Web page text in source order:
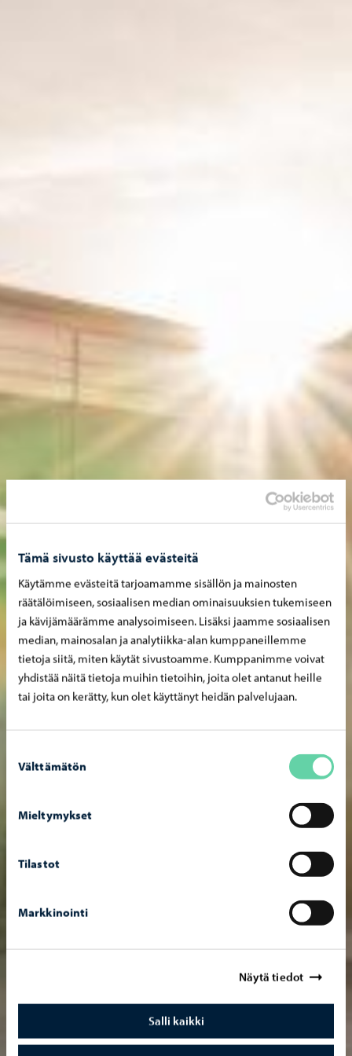
Tämä sivusto käyttää evästeitä
Käytämme evästeitä tarjoamamme sisällön ja mainosten
räätälöimiseen, sosiaalisen median ominaisuuksien tukemiseen
ja kävijämäärämme analysoimiseen. Lisäksi jaamme sosiaalisen
median, mainosalan ja analytiikka-alan kumppaneillemme
tietoja siitä, miten käytät sivustoamme. Kumppanimme voivat
yhdistää näitä tietoja muihin tietoihin, joita olet antanut heille
tai joita on kerätty, kun olet käyttänyt heidän palvelujaan.
valinta
Välttämätön
Mieltymykset
Tilastot
Markkinointi
Näytä tiedot
Salli kaikki